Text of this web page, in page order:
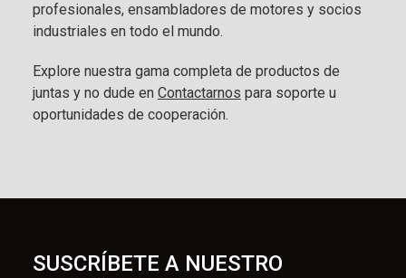
profesionales, ensambladores de motores y socios
industriales en todo el mundo.
Explore nuestra gama completa de productos de
juntas y no dude en Contactarnos para soporte u
oportunidades de cooperación.
SUSCRÍBETE A NUESTRO